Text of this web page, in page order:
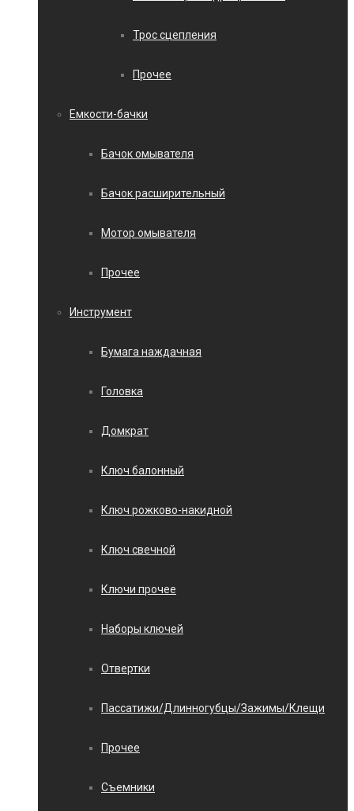
Трос сцепления
Прочее
Емкости-бачки
Бачок омывателя
Бачок расширительный
Мотор омывателя
Прочее
Инструмент
Бумага наждачная
Головка
Домкрат
Ключ балонный
Ключ рожково-накидной
Ключ свечной
Ключи прочее
Наборы ключей
Отвертки
Пассатижи/Длинногубцы/Зажимы/Клещи
Прочее
Съемники